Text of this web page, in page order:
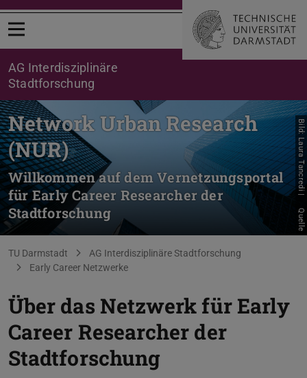
Menü öffnen
AG Interdisziplinäre
Stadtforschung
Network Urban Research
(NUR)
Willkommen auf dem Vernetzungsportal
für Early Career Researcher der
Stadtforschung
Bild: Laura Tancredi |
Quelle
Sie befinden sich hier:
TU Darmstadt
AG Interdisziplinäre Stadtforschung
Early Career Netzwerke
Über das Netzwerk für Early
Career Researcher der
Stadtforschung